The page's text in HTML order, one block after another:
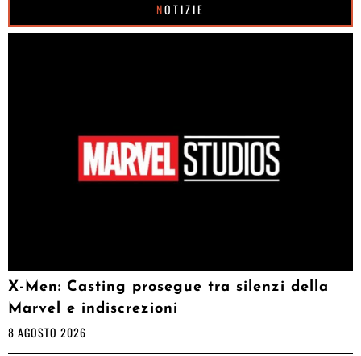
NOTIZIE
X-Men: Casting prosegue tra silenzi della
Marvel e indiscrezioni
8 AGOSTO 2026